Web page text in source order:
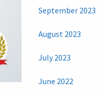
September 2023
August 2023
July 2023
June 2022